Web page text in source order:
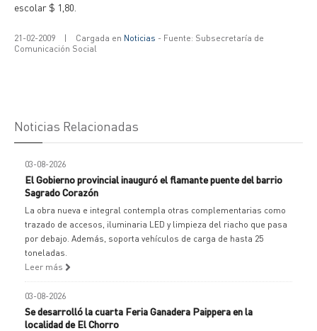
escolar $ 1,80.
21-02-2009 | Cargada en Noticias - Fuente: Subsecretaría de
Comunicación Social
Noticias Relacionadas
03-08-2026
El Gobierno provincial inauguró el flamante puente del barrio
Sagrado Corazón
La obra nueva e integral contempla otras complementarias como
trazado de accesos, iluminaria LED y limpieza del riacho que pasa
por debajo. Además, soporta vehículos de carga de hasta 25
toneladas.
Leer más
03-08-2026
Se desarrolló la cuarta Feria Ganadera Paippera en la
localidad de El Chorro